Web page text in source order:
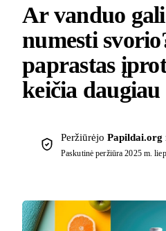
Ar vanduo
numesti
paprastas
keičia daugiau
Peržiūrėjo Papildai.org
Paskutinė peržiūra2025 m.